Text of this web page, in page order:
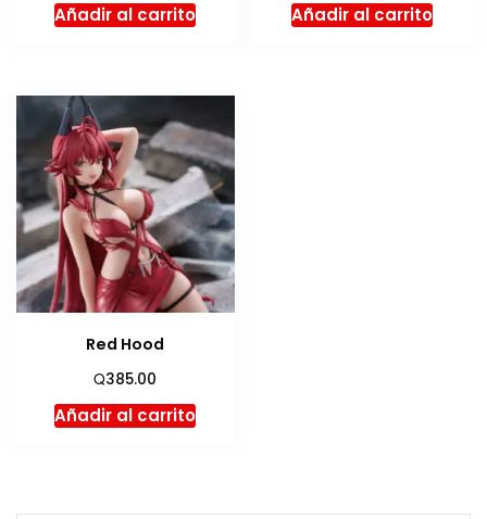
Añadir al carrito Añadir al carrito
Red Hood
Q385.00
Añadir al carrito